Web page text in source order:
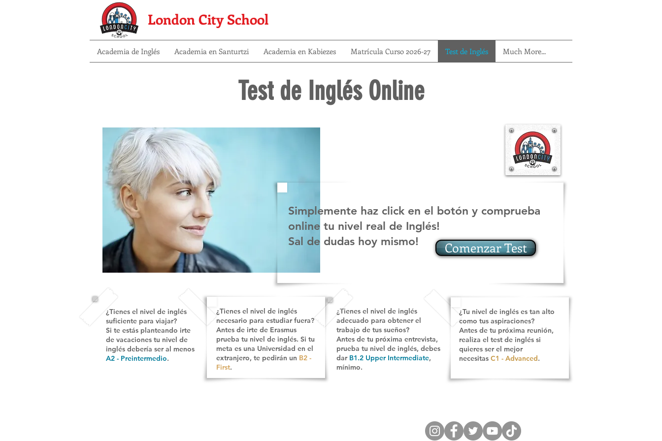
London City School
Academia de Inglés Academia en Santurtzi Academia en Kabiezes Matrícula Curso 2026-27 Test de Inglés Much More...
Test de Inglés Online
Simplemente haz click en el botón y comprueba
online tu nivel real de Inglés!
Sal de dudas hoy mismo!
Comenzar Test
¿Tienes el nivel de inglés
suficiente para viajar?
Si te estás planteando irte
de vacaciones tu nivel de
inglés debería ser al menos
A2 - Preintermedio.
¿Tienes el nivel de inglés
necesario para estudiar fuera?
Antes de irte de Erasmus
prueba tu nivel de inglés. Si tu
meta es una Universidad en el
extranjero, te pedirán un B2 -
First.
¿Tienes el nivel de inglés
adecuado para obtener el
trabajo de tus sueños?
Antes de tu próxima entrevista,
prueba tu nivel de inglés, debes
dar B1.2 Upper Intermediate,
mínimo.
¿Tu nivel de inglés es tan alto
como tus aspiraciones?
Antes de tu próxima reunión,
realiza el test de inglés si
quieres ser el mejor
necesitas C1 - Advanced.